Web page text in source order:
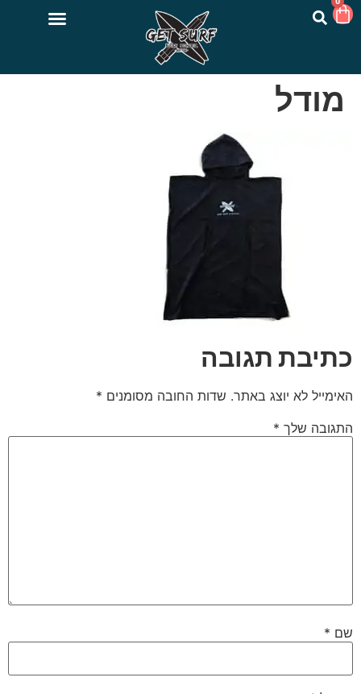
מודל
כתיבת תגובה
האימייל לא יוצג באתר. שדות החובה מסומנים *
התגובה שלך *
שם *